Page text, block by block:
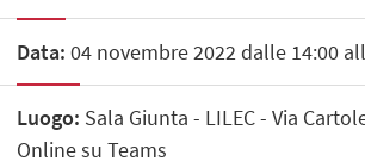
Data: 04 novembre 2022 dalle 14:00
Luogo: Sala Giunta - LILEC - Via
Online su Teams